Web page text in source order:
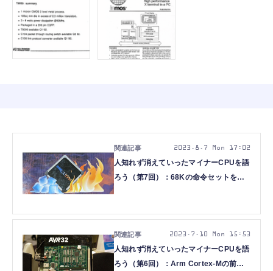
人知れず消えていったマイナーCPUを語
ろう（第7回）：68Kの命令セットを利
2023.8.7 Mon 17:02
人知れず消えていったマイナーCPUを語
ろう（第6回）：Arm Cortex-Mの前に
2023.7.10 Mon 15:53